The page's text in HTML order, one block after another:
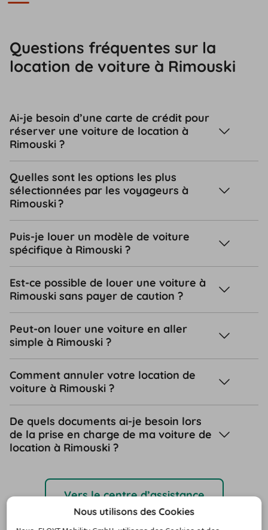
Questions fréquentes sur la
location de voiture à Rimouski
Ai-je besoin d’une carte de crédit pour
réserver une voiture de location à
Rimouski ?
Quelles sont les options les plus
sélectionnées par les voyageurs à
Rimouski ?
Puis-je louer un modèle de voiture
spécifique à Rimouski ?
Est-ce possible de louer une voiture à
Rimouski sans payer de caution ?
Peut-on louer une voiture en aller
simple à Rimouski ?
Comment annuler votre location de
voiture à Rimouski ?
De quels documents ai-je besoin lors
de la prise en charge de ma voiture de
location à Rimouski ?
Vers le centre d’assistance
Nous utilisons des Cookies